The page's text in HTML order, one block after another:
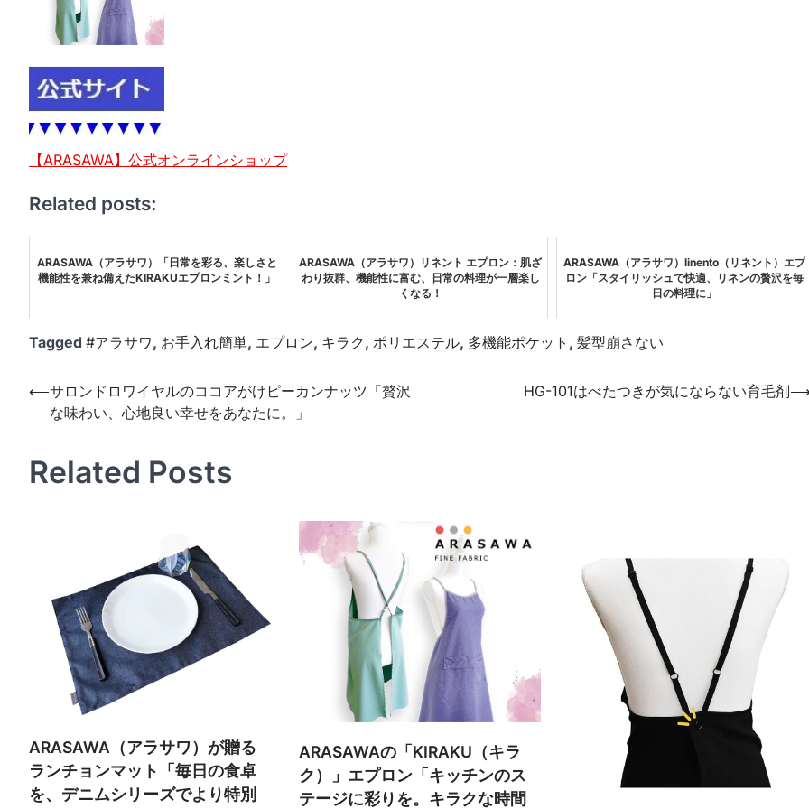
【ARASAWA】公式オンラインショップ
Related posts:
ARASAWA（アラサワ）「日常を彩る、楽しさと
機能性を兼ね備えたKIRAKUエプロンミント！」
ARASAWA（アラサワ）リネント エプロン：肌ざ
わり抜群、機能性に富む、日常の料理が一層楽し
くなる！
ARASAWA（アラサワ）linento（リネント）エプ
ロン「スタイリッシュで快適、リネンの贅沢を毎
日の料理に」
Tagged #アラサワ, お手入れ簡単, エプロン, キラク , ポリエステル, 多機能ポケット , 髪型崩さない
投
ビ
⟵サロンドロワイヤルのココアがけピーカンナッツ「贅沢
な味わい、心地良い幸せをあなたに。」
HG-101はべたつきが気にならない育毛剤
Related Posts
ARASAWA（アラサワ）が贈る
ランチョンマット「毎日の食卓
を、デニムシリーズでより特別
ARASAWAの「KIRAKU（キラ
ク）」エプロン「キッチンのス
テージに彩りを。キラクな時間